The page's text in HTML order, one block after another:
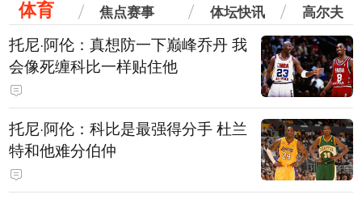
体育 焦点赛事 体坛快讯 高尔夫
托尼·阿伦：真想防一下巅峰乔丹 我
会像死缠科比一样贴住他
托尼·阿伦：科比是最强得分手 杜兰
特和他难分伯仲